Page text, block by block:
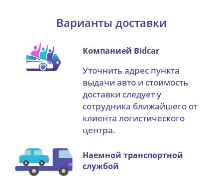
Варианты доставки
Компанией Bidcar
Уточнить адрес пункта
выдачи авто и стоимость
доставки следует у
сотрудника ближайшего от
клиента логистического
центра.
Наемной транспортной
службой